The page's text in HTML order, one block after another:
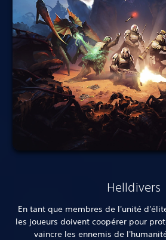
Helldivers
En tant que membres de l'unité
les joueurs doivent coopérer pour
vaincre les ennemis de